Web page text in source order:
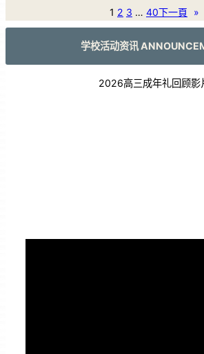
1 2 3 … 40下一頁 »
学校活动资讯
2026高三成年礼回顾影